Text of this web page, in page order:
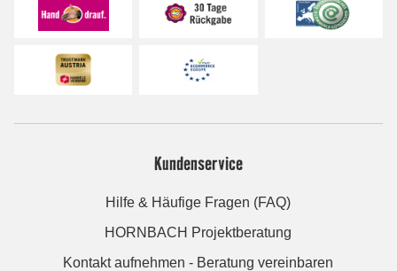
Kundenservice
Hilfe & Häufige Fragen (FAQ)
HORNBACH Projektberatung
Kontakt aufnehmen - Beratung vereinbaren